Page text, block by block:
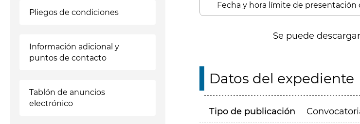
Pliegos de condiciones
Información adicional y
puntos de contacto
Tablón de anuncios
electrónico
Fecha y hora límite de presentación
Se puede
Datos del expediente
Tipo de publicación